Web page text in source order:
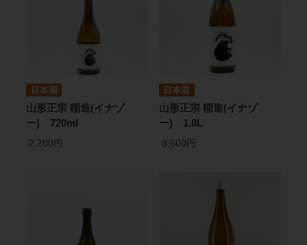
日本酒
山形正宗 稲造(イナゾ
ー) 720ml
2,200円
日本酒
山形正宗 稲造(イナゾ
ー) 1.8L
3,600円